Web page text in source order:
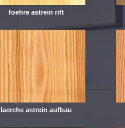
foehre astrein rift
laerche astrein aufbau